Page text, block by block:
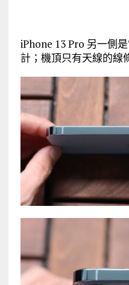
iPhone 13 Pro 另一側
計；機頂只有天線的線